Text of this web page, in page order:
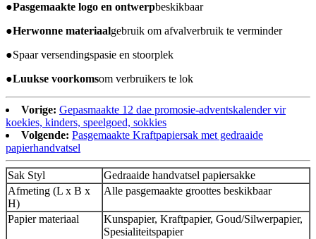
●Pasgemaakte logo en ontwerpbeskikbaar
●Herwonne materiaalgebruik om afvalverbruik te verminder
●Spaar versendingspasie en stoorplek
●Luukse voorkomsom verbruikers te lok
Vorige: Gepasmaakte 12 dae promosie-adventskalender vir
koekies, kinders, speelgoed, sokkies
Volgende: Pasgemaakte Kraftpapiersak met gedraaide
papierhandvatsel
Sak Styl
Gedraaide handvatsel papiersakke
Afmeting (L x B x
H)
Alle pasgemaakte groottes beskikbaar
Papier materiaal
Kunspapier, Kraftpapier, Goud/Silwerpapier,
Spesialiteitspapier